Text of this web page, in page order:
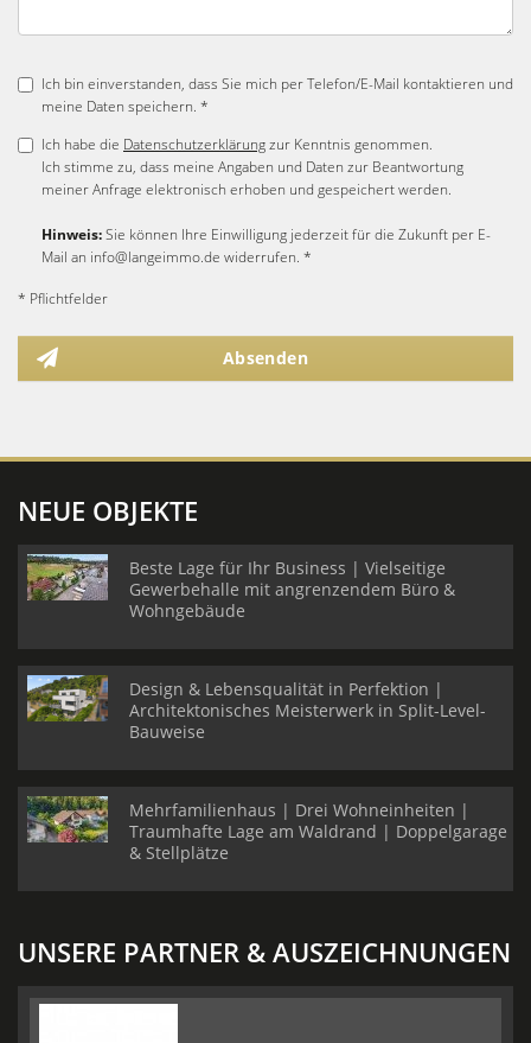
Ich bin einverstanden, dass Sie mich per Telefon/E-Mail kontaktieren und
meine Daten speichern. *
Ich habe die Datenschutzerklärungzur Kenntnis genommen.
Ich stimme zu, dass meine Angaben und Daten zur Beantwortung
meiner Anfrage elektronisch erhoben und gespeichert werden.
Hinweis:Sie können Ihre Einwilligung jederzeit für die Zukunft per E-
Mail an info@langeimmo.de widerrufen. *
* Pflichtfelder
Absenden
NEUE OBJEKTE
Beste Lage für Ihr Business | Vielseitige
Gewerbehalle mit angrenzendem Büro &
Wohngebäude
Design & Lebensqualität in Perfektion |
Architektonisches Meisterwerk in Split-Level-
Bauweise
Mehrfamilienhaus | Drei Wohneinheiten |
Traumhafte Lage am Waldrand | Doppelgarage
& Stellplätze
UNSERE PARTNER & AUSZEICHNUNGEN